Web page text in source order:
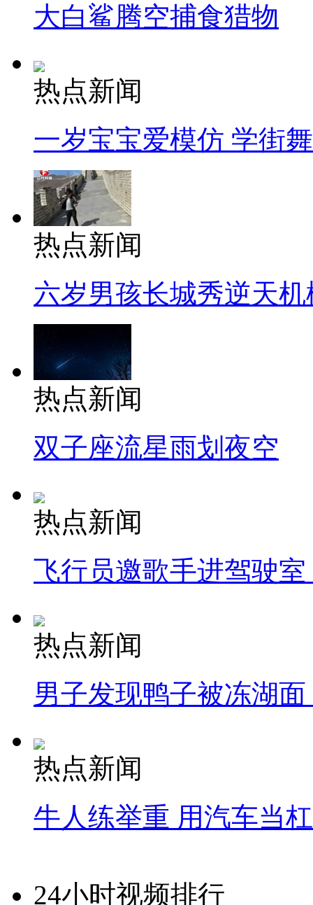
大白鲨腾空捕食猎物
热点新闻
一岁宝宝爱模仿 学街
热点新闻
六岁男孩长城秀逆天机
热点新闻
双子座流星雨划夜空
热点新闻
飞行员邀歌手进驾驶
热点新闻
男子发现鸭子被冻湖
热点新闻
牛人练举重 用汽车当
24小时视频排行